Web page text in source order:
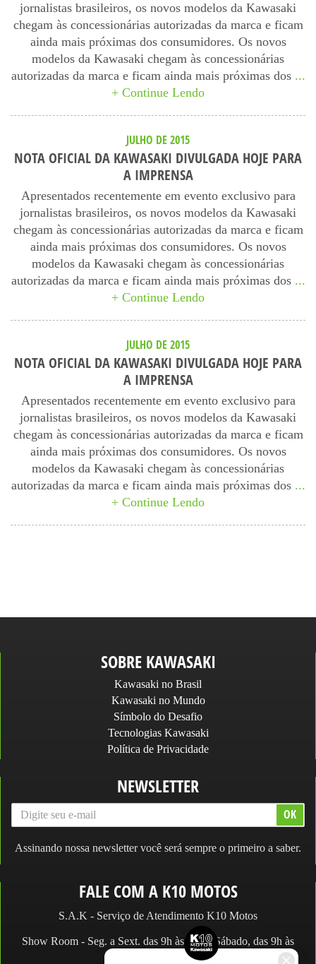
jornalistas brasileiros, os novos modelos da Kawasaki
chegam às concessionárias autorizadas da marca e ficam
ainda mais próximas dos consumidores. Os novos
modelos da Kawasaki chegam às concessionárias
autorizadas da marca e ficam ainda mais próximas dos ...
+ Continue Lendo
JULHO DE 2015
NOTA OFICIAL DA KAWASAKI DIVULGADA HOJE PARA
A IMPRENSA
Apresentados recentemente em evento exclusivo para
jornalistas brasileiros, os novos modelos da Kawasaki
chegam às concessionárias autorizadas da marca e ficam
ainda mais próximas dos consumidores. Os novos
modelos da Kawasaki chegam às concessionárias
autorizadas da marca e ficam ainda mais próximas dos ...
+ Continue Lendo
JULHO DE 2015
NOTA OFICIAL DA KAWASAKI DIVULGADA HOJE PARA
A IMPRENSA
Apresentados recentemente em evento exclusivo para
jornalistas brasileiros, os novos modelos da Kawasaki
chegam às concessionárias autorizadas da marca e ficam
ainda mais próximas dos consumidores. Os novos
modelos da Kawasaki chegam às concessionárias
autorizadas da marca e ficam ainda mais próximas dos ...
+ Continue Lendo
SOBRE KAWASAKI
Kawasaki no Brasil
Kawasaki no Mundo
Símbolo do Desafio
Tecnologias Kawasaki
Política de Privacidade
NEWSLETTER
Assinando nossa newsletter você será sempre o primeiro a saber.
FALE COM A K10 MOTOS
S.A.K - Serviço de Atendimento K10 Motos
Show Room - Seg. a Sext. das 9h às 19h e Sábado, das 9h às